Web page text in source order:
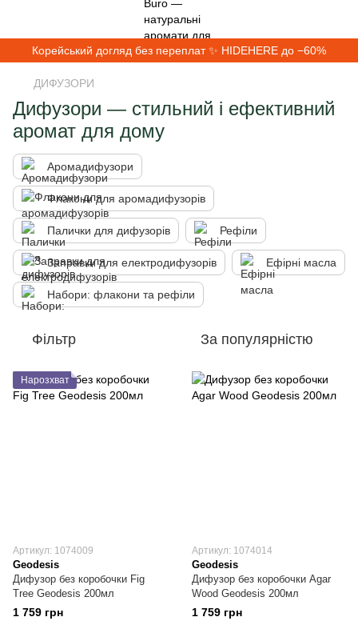
Корейський догляд без переплат ✨ HIDEHERE до −60%
ДИФУЗОРИ
Дифузори — стильний і ефективний
аромат для дому
Аромадифузори
Флакони для аромадифузорів
Палички для дифузорів Рефіли
Заправки для електродифузорів Ефірні масла
Набори: флакони та рефіли
Фільтр За популярністю
Нарозхват
Артикул: 1074009
Geodesis
Дифузор без коробочки Fig
Tree Geodesis 200мл
1 759 грн
Артикул: 1074014
Geodesis
Дифузор без коробочки Agar
Wood Geodesis 200мл
1 759 грн